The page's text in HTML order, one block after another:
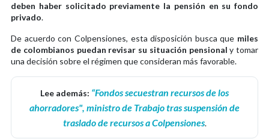
deben haber solicitado previamente la pensión en su fondo
privado.
De acuerdo con Colpensiones, esta disposición busca que miles
de colombianos puedan revisar su situación pensionaly tomar
una decisión sobre el régimen que consideran más favorable.
Lee además: “Fondos secuestran recursos de los
ahorradores", ministro de Trabajo tras suspensión de
traslado de recursos a Colpensiones.